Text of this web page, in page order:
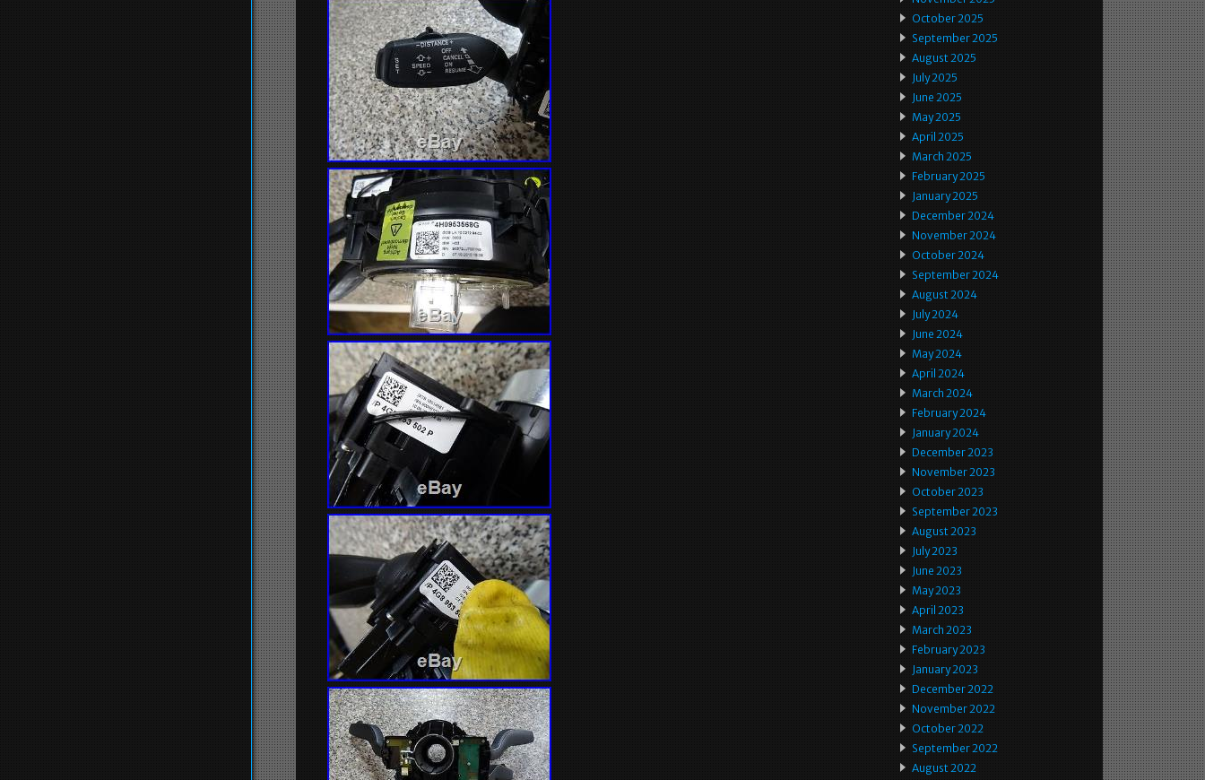
October 2025
September 2025
August 2025
July 2025
June 2025
May 2025
April 2025
March 2025
February 2025
January 2025
December 2024
November 2024
October 2024
September 2024
August 2024
July 2024
June 2024
May 2024
April 2024
March 2024
February 2024
January 2024
December 2023
November 2023
October 2023
September 2023
August 2023
July 2023
June 2023
May 2023
April 2023
March 2023
February 2023
January 2023
December 2022
November 2022
October 2022
September 2022
August 2022